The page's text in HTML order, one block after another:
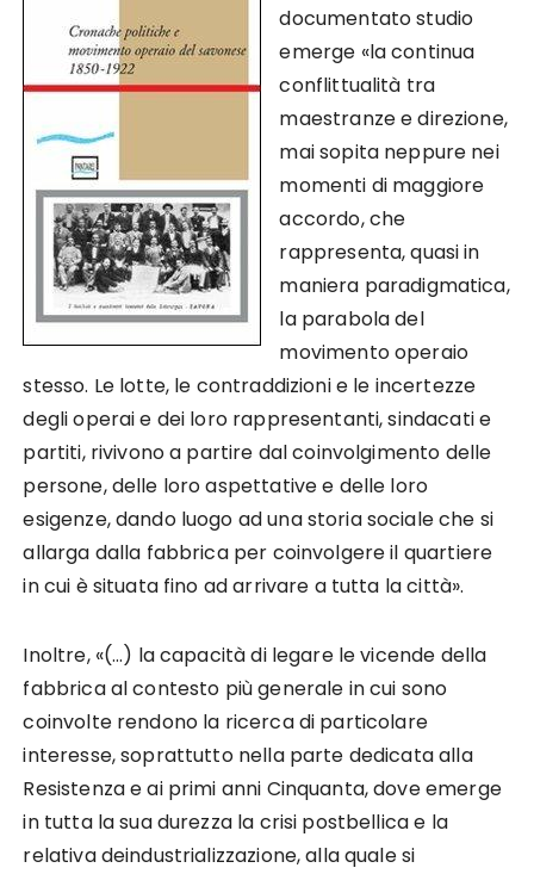
documentato studio
emerge «la continua
conflittualità tra
maestranze e direzione,
mai sopita neppure nei
momenti di maggiore
accordo, che
rappresenta, quasi in
maniera paradigmatica,
la parabola del
movimento operaio
stesso. Le lotte, le contraddizioni e le incertezze
degli operai e dei loro rappresentanti, sindacati e
partiti, rivivono a partire dal coinvolgimento delle
persone, delle loro aspettative e delle loro
esigenze, dando luogo ad una storia sociale che si
allarga dalla fabbrica per coinvolgere il quartiere
in cui è situata fino ad arrivare a tutta la città».
Inoltre, «(…) la capacità di legare le vicende della
fabbrica al contesto più generale in cui sono
coinvolte rendono la ricerca di particolare
interesse, soprattutto nella parte dedicata alla
Resistenza e ai primi anni Cinquanta, dove emerge
in tutta la sua durezza la crisi postbellica e la
relativa deindustrializzazione, alla quale si